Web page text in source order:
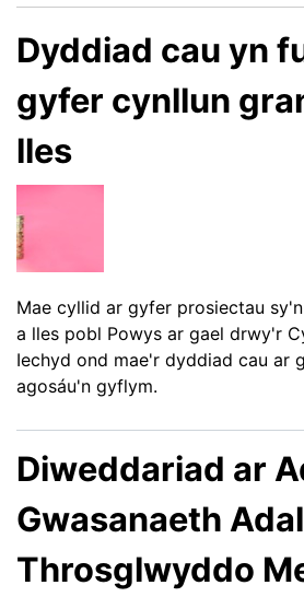
Dyddiad cau yn
gyfer cynllun
lles
Mae cyllid ar gyfer prosiectau
a lles pobl Powys ar gael drwy'r
Iechyd ond mae'r dyddiad cau ar
agosáu'n gyflym.
Diweddariad ar
Gwasanaeth
Throsglwyddo